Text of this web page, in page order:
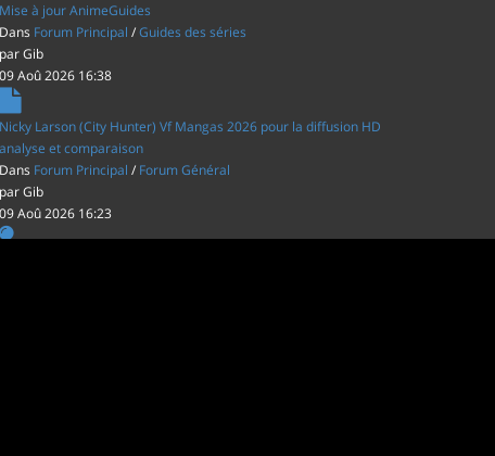
Mise à jour AnimeGuides
Dans Forum Principal /Guides des séries
parGib
09 Aoû 2026 16:38
Nicky Larson (City Hunter) Vf Mangas 2026 pour la diffusion HD
analyse et comparaison
Dans Forum Principal / Forum Général
parGib
09 Aoû 2026 16:23